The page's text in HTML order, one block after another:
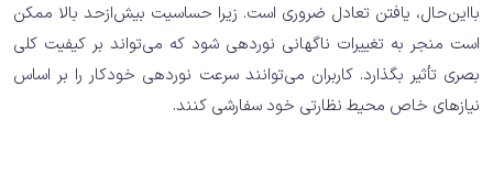
بااین‌حال، یافتن تعادل ضروری است. زیرا حساسیت بیش‌ازحد بالا ممکن
است منجر به تغییرات ناگهانی نوردهی شود که می‌تواند بر کیفیت کلی
بصری تأثیر بگذارد. کاربران می‌توانند سرعت نوردهی خودکار را بر اساس
نیازهای خاص محیط نظارتی خود سفارشی کنند.